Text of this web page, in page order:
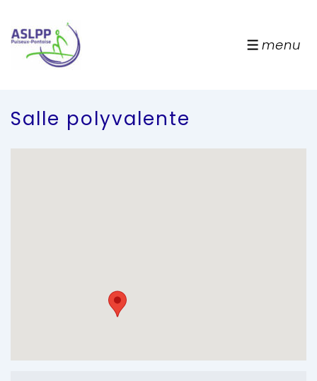
au
contenu
menu
menu
Salle polyvalente